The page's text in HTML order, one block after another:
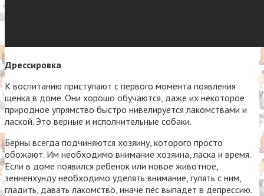
Дрессировка
К воспитанию приступают с первого момента появления
щенка в доме. Они хорошо обучаются, даже их некоторое
природное упрямство быстро нивелируется лакомствами и
лаской. Это верные и исполнительные собаки.
Берны всегда подчиняются хозяину, которого просто
обожают. Им необходимо внимание хозяина, ласка и время.
Если в доме появился ребенок или новое животное,
зенненхунду необходимо уделять внимание, гулять с ним,
гладить, давать лакомство, иначе пёс выпадет в депрессию.